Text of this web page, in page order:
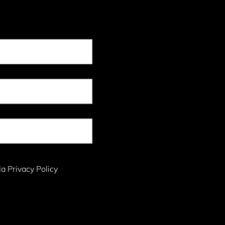
Privacy Policy